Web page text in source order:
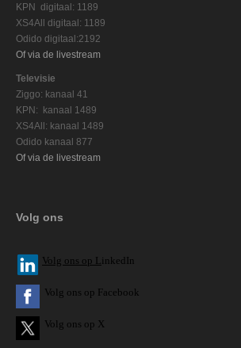
KPN digitaal: 1189
XS4All digitaal: 1189
Odido digitaal:2192
Of via de livestream
Televisie
Ziggo: kanaal 41
KPN: kanaal 1489
XS4All: kanaal 1489
Odido kanaal 877
Of via de livestream
Volg ons
Volg ons op L inkedIn
Volg ons op Facebook
Volg ons op X